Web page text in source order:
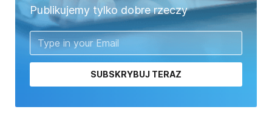
Publikujemy tylko dobre rzeczy
SUBSKRYBUJ TERAZ